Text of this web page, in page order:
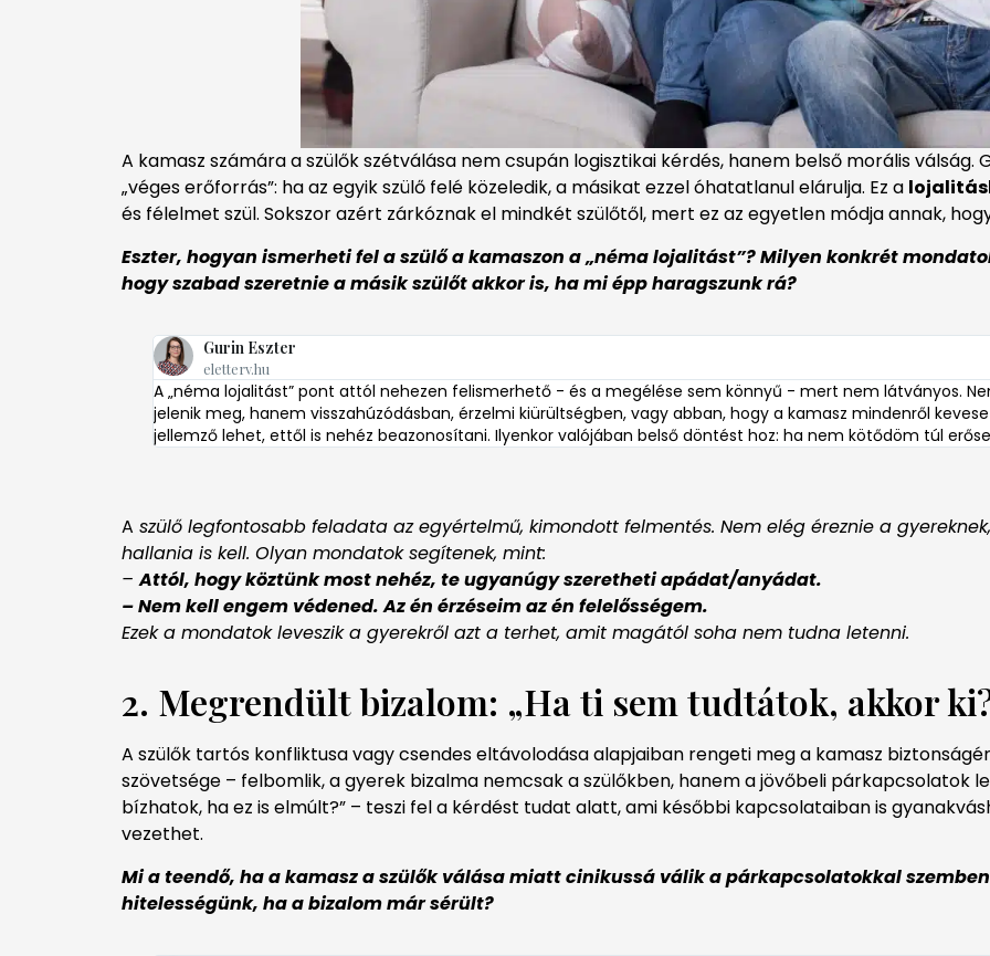
A kamasz számára a szülők szétválása nem csupán logisztikai kérdés, hanem belső morális válság.
„véges erőforrás”: ha az egyik szülő felé közeledik, a másikat ezzel óhatatlanul elárulja. Ez a
és félelmet szül. Sokszor azért zárkóznak el mindkét szülőtől, mert ez az egyetlen módja annak,
Eszter, hogyan ismerheti fel a szülő a kamaszon a „néma lojalitást”? Milyen konkrét
hogy szabad szeretnie a másik szülőt akkor is, ha mi épp haragszunk rá?
Gurin Eszter
eletterv.hu
A „néma lojalitást” pont attól nehezen felismerhető - és a megélése sem könnyű - mert nem látványos.
jelenik meg, hanem visszahúzódásban, érzelmi kiürültségben, vagy abban, hogy a kamasz mindenről
jellemző lehet, ettől is nehéz beazonosítani. Ilyenkor valójában belső döntést hoz: ha nem kötődöm túl
A szülő legfontosabb feladata az egyértelmű, kimondott felmentés. Nem elég éreznie a
hallania is kell. Olyan mondatok segítenek, mint:
–Attól, hogy köztünk most nehéz, te ugyanúgy szeretheti apádat/anyádat.
–Nem kell engem védened. Az én érzéseim az én felelősségem.
Ezek a mondatok leveszik a gyerekről azt a terhet, amit magától soha nem tudna letenni.
2. Megrendült bizalom: „Ha ti sem tudtátok, akkor
A szülők tartós konfliktusa vagy csendes eltávolodása alapjaiban rengeti meg a kamasz
szövetsége – felbomlik, a gyerek bizalma nemcsak a szülőkben, hanem a jövőbeli párkapcsolatok
bízhatok, ha ez is elmúlt?” – teszi fel a kérdést tudat alatt, ami későbbi kapcsolataiban is
vezethet.
Mi a teendő, ha a kamasz a szülők válása miatt cinikussá válik a párkapcsolatokkal
hitelességünk, ha a bizalom már sérült?